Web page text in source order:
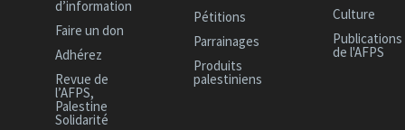
d’information
Faire un don
Adhérez
Revue de
l’AFPS,
Palestine
Solidarité
Pétitions
Parrainages
Produits
palestiniens
Culture
Publications
de l'AFPS